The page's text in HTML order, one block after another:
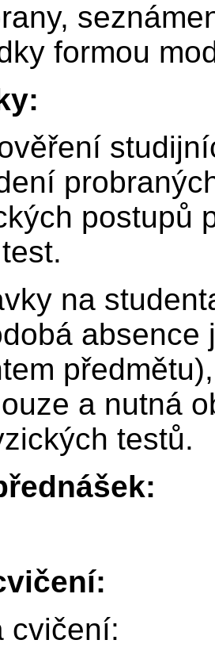
formou
postupů
na
absence
a nutná
testů.
cvičení: